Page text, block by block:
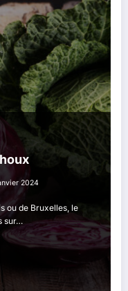
2024
ou de Bruxelles, le
sur…